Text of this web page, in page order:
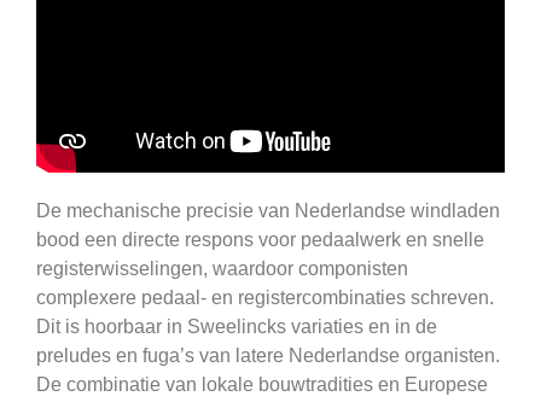
De mechanische precisie van Nederlandse windladen
bood een directe respons voor pedaalwerk en snelle
registerwisselingen, waardoor componisten
complexere pedaal- en registercombinaties schreven.
Dit is hoorbaar in Sweelincks variaties en in de
preludes en fuga’s van latere Nederlandse organisten.
De combinatie van lokale bouwtradities en Europese